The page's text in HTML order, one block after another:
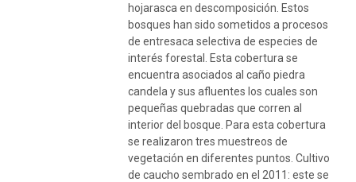
hojarasca en descomposición. Estos
bosques han sido sometidos a procesos
de entresaca selectiva de especies de
interés forestal. Esta cobertura se
encuentra asociados al caño piedra
candela y sus afluentes los cuales son
pequeñas quebradas que corren al
interior del bosque. Para esta cobertura
se realizaron tres muestreos de
vegetación en diferentes puntos. Cultivo
de caucho sembrado en el 2011: este se